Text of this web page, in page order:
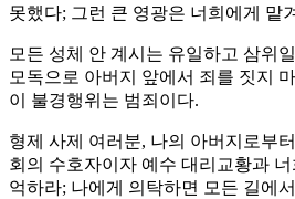
못했다; 그런 큰 영광은 너희에게 맡
모든 성체 안 계시는 유일하고 삼위
모독으로 아버지 앞에서 죄를 짓지
이 불경행위는 범죄이다.
형제 사제 여러분, 나의 아버지로부
회의 수호자이자 예수 대리교황과 너
억하라; 나에게 의탁하면 모든 길에